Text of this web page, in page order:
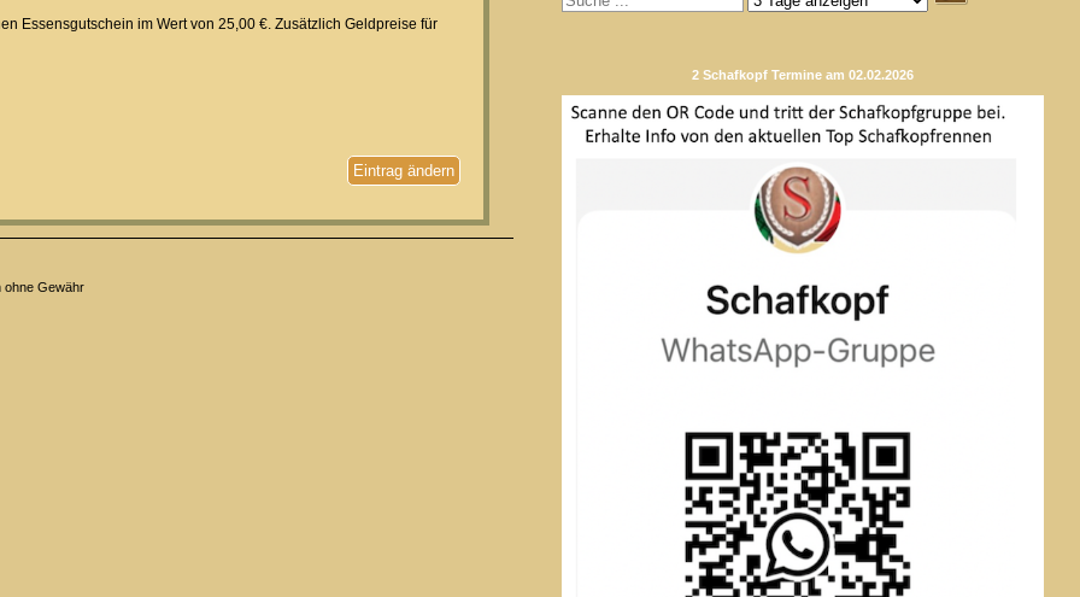
Essensgutschein im Wert von 25,00 €. Zusätzlich Geldpreise für
Eintrag ändern
ohne Gewähr
2 Schafkopf Termine am 02.02.2026